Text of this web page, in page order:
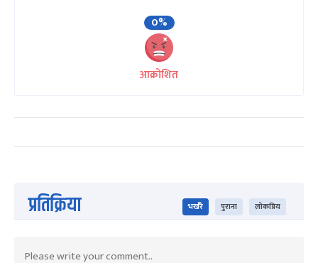
0%
आक्रोशित
प्रतिक्रिया भर्खरै पुराना लोकप्रिय